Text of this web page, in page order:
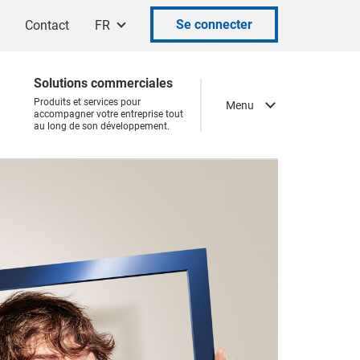
Contact FR Se connecter
Menu
Solutions commerciales
Produits et services pour
accompagner votre entreprise tout
au long de son développement.